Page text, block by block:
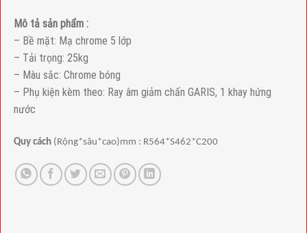
Mô tả sản phẩm :
– Bề mặt: Mạ chrome 5 lớp
– Tải trọng: 25kg
– Màu sắc: Chrome bóng
– Phụ kiện kèm theo: Ray âm giảm chấn GARIS, 1 khay hứng
nước
Quy cách (Rộng*sâu*cao)mm : R564*S462*C200